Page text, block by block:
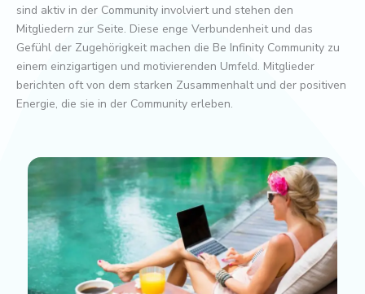
sind aktiv in der Community involviert und stehen den
Mitgliedern zur Seite. Diese enge Verbundenheit und das
Gefühl der Zugehörigkeit machen die Be Infinity Community zu
einem einzigartigen und motivierenden Umfeld. Mitglieder
berichten oft von dem starken Zusammenhalt und der positiven
Energie, die sie in der Community erleben.